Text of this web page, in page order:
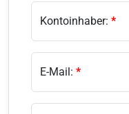
Kontoinhaber: *
E-Mail: *